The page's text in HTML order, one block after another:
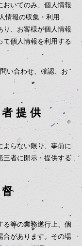
おいてのみ、個人情報
情報の収集・利用
り、お客様が個人情報
て個人情報を利用する
い合わせ、確認、お
提供
よらない限り、事前に
三者に開示・提供する
る等の業務遂行上、個
合があります。その場